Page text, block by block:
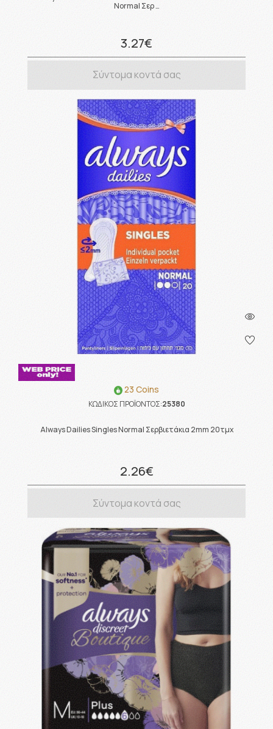
Normal Σερ …
3.27€
Σύντομα κοντά σας
23 Coins
ΚΩΔΙΚΟΣ ΠΡΟΪΟΝΤΟΣ:25380
Always Dailies Singles Normal Σερβιετάκια 2mm 20τμχ
2.26€
Σύντομα κοντά σας